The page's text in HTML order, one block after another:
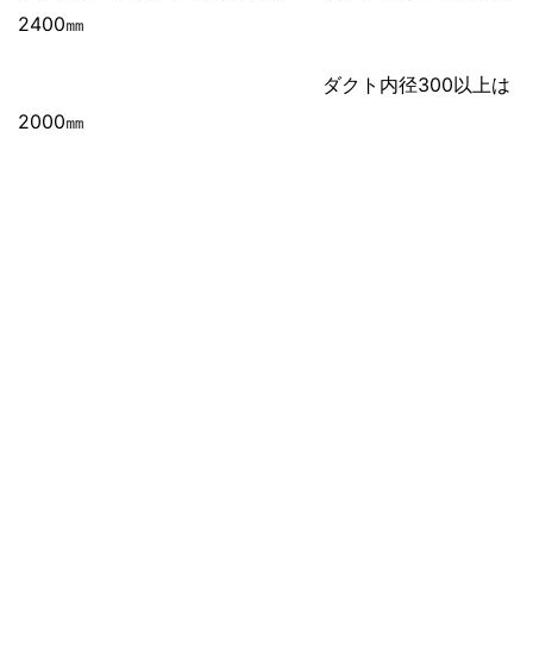
2400㎜
ダクト内径300以上は
2000㎜